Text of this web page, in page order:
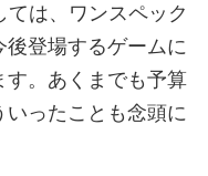
は、ワンスペック
登場するゲームに
す。あくまでも予算
ったことも念頭に